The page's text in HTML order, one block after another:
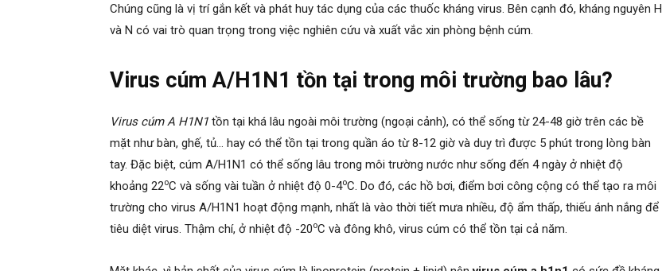
Chúng cũng là vị trí gắn kết và phát huy tác dụng của các thuốc kháng virus. Bên cạnh đó, kháng nguyên H
và N có vai trò quan trọng trong việc nghiên cứu và xuất vắc xin phòng bệnh cúm.
Virus cúm A/H1N1 tồn tại trong môi trường bao lâu?
Virus cúm A H1N1 tồn tại khá lâu ngoài môi trường (ngoại cảnh), có thể sống từ 24-48 giờ trên các bề
mặt như bàn, ghế, tủ… hay có thể tồn tại trong quần áo từ 8-12 giờ và duy trì được 5 phút trong lòng bàn
tay. Đặc biệt, cúm A/H1N1 có thể sống lâu trong môi trường nước như sống đến 4 ngày ở nhiệt độ
khoảng 22oC và sống vài tuần ở nhiệt độ 0-4oC. Do đó, các hồ bơi, điểm bơi công cộng có thể tạo ra môi
trường cho virus A/H1N1 hoạt động mạnh, nhất là vào thời tiết mưa nhiều, độ ẩm thấp, thiếu ánh nắng để
tiêu diệt virus. Thậm chí, ở nhiệt độ -20oC và đông khô, virus cúm có thể tồn tại cả năm.